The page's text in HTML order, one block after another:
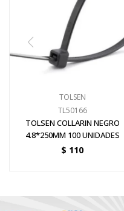
TOLSEN
TL50166
TOLSEN COLLARIN NEGRO
4.8*250MM 100 UNIDADES
$ 110